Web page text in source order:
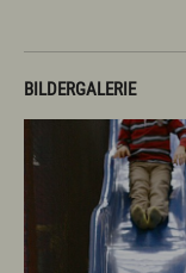
Branchenbuch/
Impressionen
Urlaub im Allgäu
Suchen & Buchen
Urlaub auf dem
Camping &
Familienferien
BILDERGALERIE